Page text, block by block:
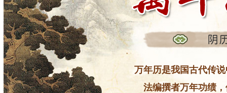
万年历是我国古代传
法编撰者万年功绩